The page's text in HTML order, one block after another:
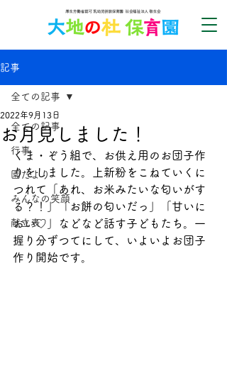
記事
全ての記事
行事
園だより
みんなの笑顔
献立表
全ての記事
お月見しました！
2022年9月13日
くま・ぞう組で、お供え用のお団子作
りをしました。上新粉をこねていくに
つれて「あれ、お米みたいな匂いがす
る？！」「お餅の匂いだっ」「甘いに
おい♡」などなど話す子どもたち。一
握り分ずつてにして、いよいよお団子
作り開始です。